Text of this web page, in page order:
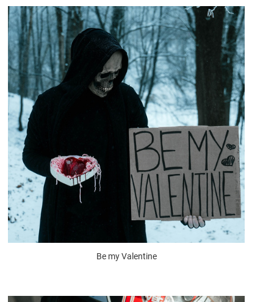
Be my Valentine